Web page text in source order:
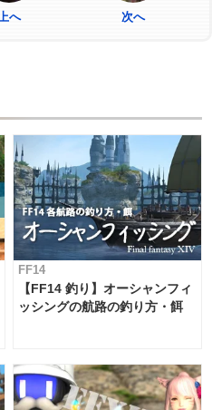
上へ 次へ
FF14
【FF14 釣り】オーシャンフィ
ッシングの航路の釣り方・餌